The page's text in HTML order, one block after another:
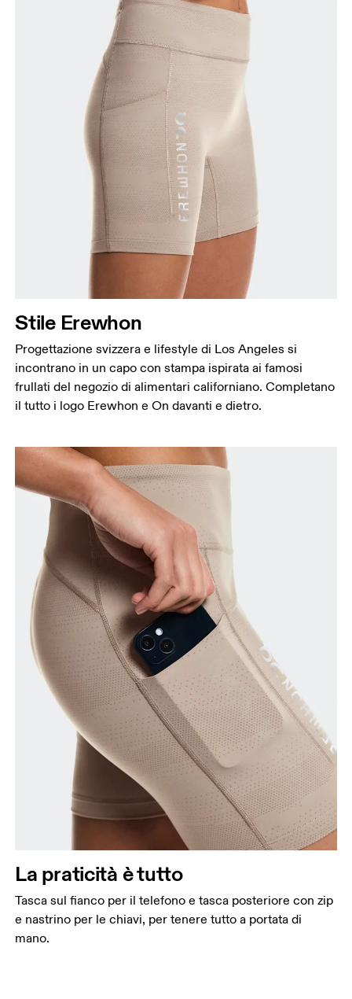
Stile Erewhon
Progettazione svizzera e lifestyle di Los Angeles si
incontrano in un capo con stampa ispirata ai famosi
frullati del negozio di alimentari californiano. Completano
il tutto i logo Erewhon e On davanti e dietro.
La praticità è tutto
Tasca sul fianco per il telefono e tasca posteriore con zip
e nastrino per le chiavi, per tenere tutto a portata di
mano.